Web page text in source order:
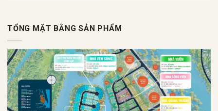
TỔNG MẶT BẰNG SẢN PHẨM